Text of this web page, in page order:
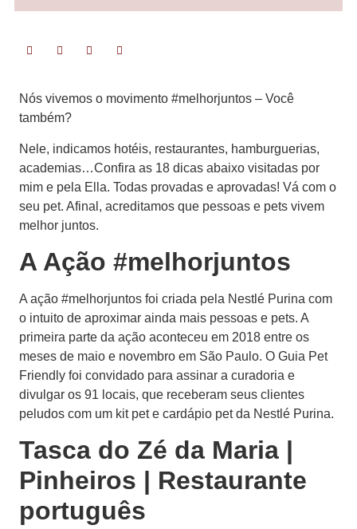
Nós vivemos o movimento #melhorjuntos – Você
também?
Nele, indicamos hotéis, restaurantes, hamburguerias,
academias…Confira as 18 dicas abaixo visitadas por
mim e pela Ella. Todas provadas e aprovadas! Vá com o
seu pet. Afinal, acreditamos que pessoas e pets vivem
melhor juntos.
A Ação #melhorjuntos
A ação #melhorjuntos foi criada pela Nestlé Purina com
o intuito de aproximar ainda mais pessoas e pets. A
primeira parte da ação aconteceu em 2018 entre os
meses de maio e novembro em São Paulo. O Guia Pet
Friendly foi convidado para assinar a curadoria e
divulgar os 91 locais, que receberam seus clientes
peludos com um kit pet e cardápio pet da Nestlé Purina.
Tasca do Zé da Maria |
Pinheiros | Restaurante
português